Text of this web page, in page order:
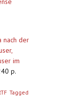
nach der
im
p.
Tagged